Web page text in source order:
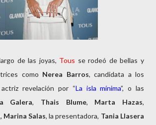
de las joyas, Tous se rodeó de bellas y
como Nerea Barros, candidata a los
revelación por “La isla mínima”, o las
Galera, Thais Blume, Marta Hazas,
Marina Salas, la presentadora, Tania Llasera